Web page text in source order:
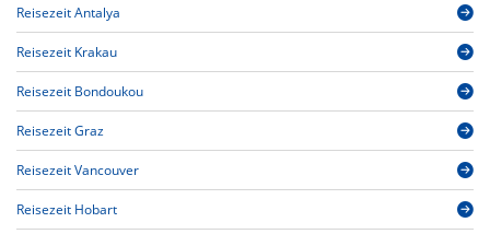
Reisezeit Antalya
Reisezeit Krakau
Reisezeit Bondoukou
Reisezeit Graz
Reisezeit Vancouver
Reisezeit Hobart